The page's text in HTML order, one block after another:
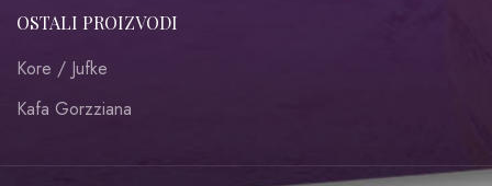
OSTALI PROIZVODI
Kore / Jufke
Kafa Gorzziana